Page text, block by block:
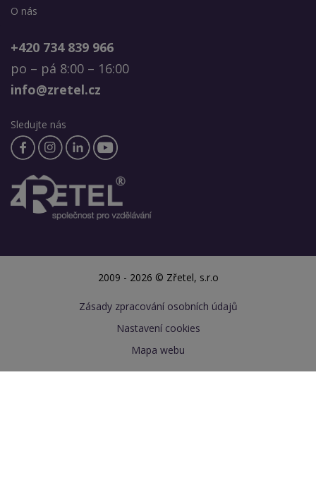
O nás
+420 734 839 966
po – pá 8:00 – 16:00
info@zretel.cz
Sledujte nás
2009 - 2026 © Zřetel, s.r.o
Zásady zpracování osobních údajů
Nastavení cookies
Mapa webu